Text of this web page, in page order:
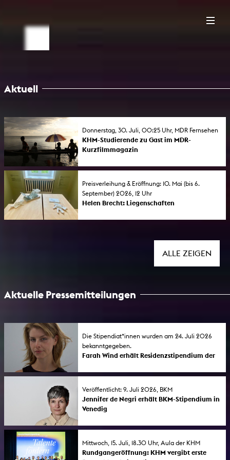
Aktuell
Donnerstag, 30. Juli, 00:25 Uhr, MDR Fernsehen
KHM-Studierende zu Gast im MDR-
Kurzfilmmagazin
Paula Milena Weise sind mit ihrem Kurzfilm
„unicato“ zu Gast. Außerdem ist KHM-
Absolvent Florian Kunert mit „Oh Brother
Octopus“ in der Sendung eingeladen.
Preisverleihung & Eröffnung: 10. Mai (bis 6.
September) 2026, 12 Uhr
Helen Brecht: Liegenschaften
Die Preisträgerin des KHM-Förderpreises für
Arbeiten im Rahmen der Morsbroicher
Kunsttage zum Jubiläum von 75 Jahre
ALLE ZEIGEN
Aktuelle Pressemitteilungen
Die Stipendiat*innen wurden am 24. Juli 2026
bekanntgegeben.
Farah Wind erhält Residenzstipendium der
Die Stadt Köln hat die Residenzstipendien im
Kunst an die KHM-Studierende Farah Wind
und den KHM-Absolventen Mehmet Akif
Büyükatalay vergeben.
Veröffentlicht: 9. Juli 2026, BKM
Jennifer de Negri erhält BKM-Stipendium in
Venedig
9. Juli 2026 die Stipendien für das Deutsche
Absolventin Jennifer de Negri (Diplom 2025)
ist eine der Stipendiat*innen.
Mittwoch, 15. Juli, 18.30 Uhr, Aula der KHM
Rundgangeröffnung: KHM vergibt erste